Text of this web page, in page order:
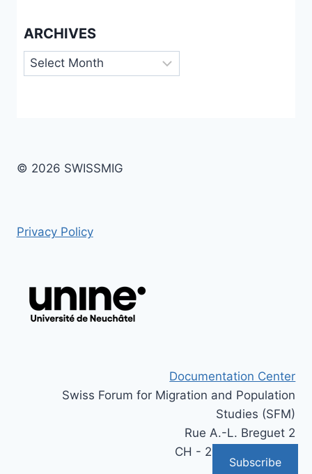
ARCHIVES
Archives
© 2026 SWISSMIG
Privacy Policy
Documentation Center
Swiss Forum for Migration and Population
Studies (SFM)
Rue A.-L. Breguet 2
CH - 2000 Neuchâtel
Subscribe